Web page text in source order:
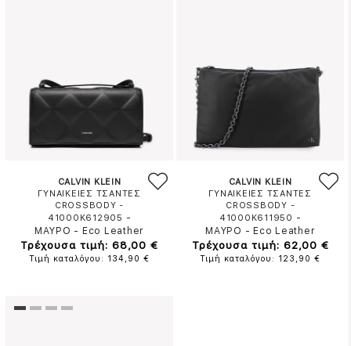
CALVIN KLEIN
ΓΥΝΑΙΚΕΙΕΣ ΤΣΑΝΤΕΣ
CROSSBODY -
41000K612905 -
ΜΑΥΡΟ - Eco Leather
Τρέχουσα τιμή: 68,00 €
Τιμή καταλόγου: 134,90 €
CALVIN KLEIN
ΓΥΝΑΙΚΕΙΕΣ ΤΣΑΝΤΕΣ
CROSSBODY -
41000K611950 -
ΜΑΥΡΟ - Eco Leather
Τρέχουσα τιμή: 62,00 €
Τιμή καταλόγου: 123,90 €